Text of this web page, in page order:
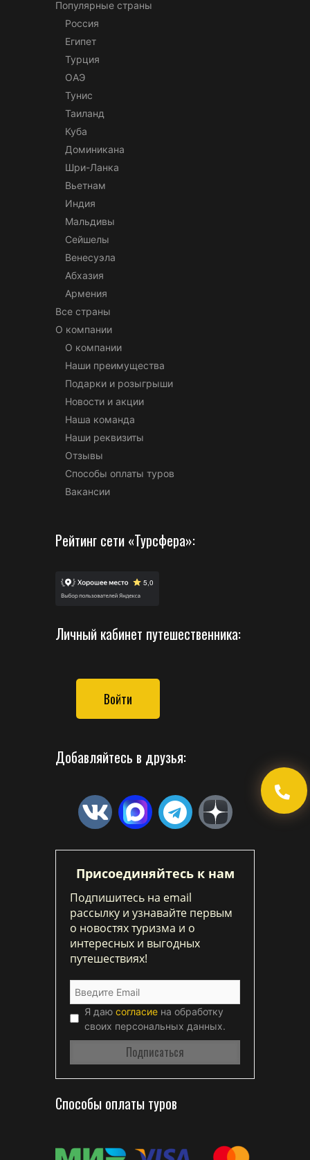
Популярные страны
Россия
Египет
Турция
ОАЭ
Тунис
Таиланд
Куба
Доминикана
Шри-Ланка
Вьетнам
Индия
Мальдивы
Сейшелы
Венесуэла
Абхазия
Армения
Все страны
О компании
О компании
Наши преимущества
Подарки и розыгрыши
Новости и акции
Наша команда
Наши реквизиты
Отзывы
Способы оплаты туров
Вакансии
Рейтинг сети «Турсфера»:
Личный кабинет путешественника:
Войти
Добавляйтесь в друзья:
Присоединяйтесь к нам
Подпишитесь на email
рассылку и узнавайте первым
о новостях туризма и о
интересных и выгодных
путешествиях!
Я даю согласие на обработку
своих персональных данных.
Способы оплаты туров